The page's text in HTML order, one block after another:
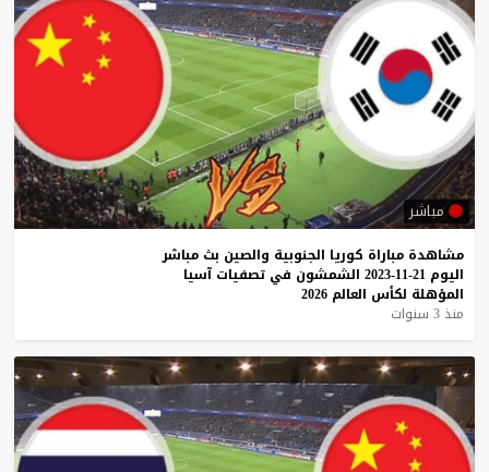
مباشر
مشاهدة مباراة كوريا الجنوبية والصين بث مباشر
اليوم 21-11-2023 الشمشون في تصفيات آسيا
المؤهلة لكأس العالم 2026
منذ 3 سنوات